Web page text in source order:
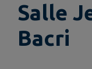
Salle
Bacri